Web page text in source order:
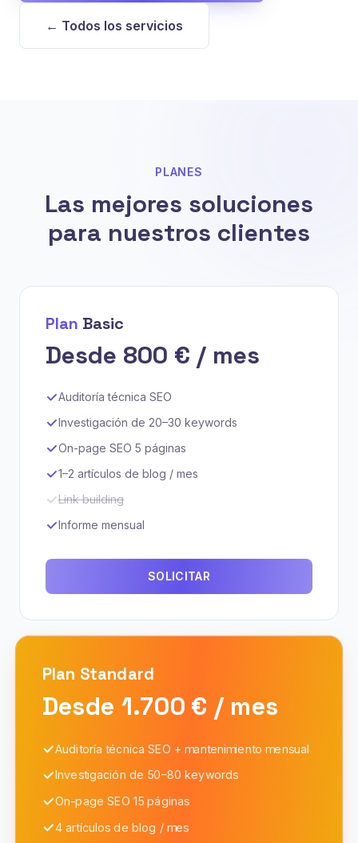
← Todos los servicios
PLANES
Las mejores soluciones
para nuestros clientes
Plan Basic
Desde 800 € / mes
Auditoría técnica SEO
Investigación de 20–30 keywords
On-page SEO 5 páginas
1–2 artículos de blog / mes
Link building
Informe mensual
SOLICITAR
Plan Standard
Desde 1.700 € / mes
Auditoría técnica SEO + mantenimiento mensual
Investigación de 50–80 keywords
On-page SEO 15 páginas
4 artículos de blog / mes